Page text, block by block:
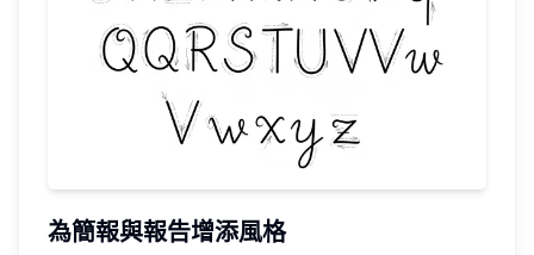
為簡報與報告增添風格